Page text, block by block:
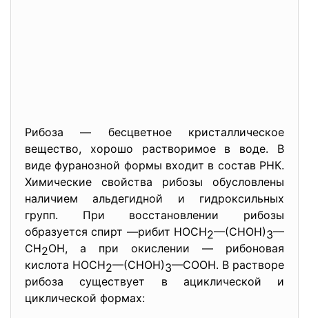
Рибоза — бесцветное кристаллическое
вещество, хорошо растворимое в воде. В
виде фуранозной формы входит в состав РНК.
Химические свойства рибозы обусловлены
наличием альдегидной и гидроксильных
групп. При восстановлении рибозы
образуется спирт —рибит НОСН2—(СНОН)3—
СН2ОН, а при окислении — рибоновая
кислота НОСН2—(СНОН)3—СООН. В растворе
рибоза существует в ациклической и
циклической формах: